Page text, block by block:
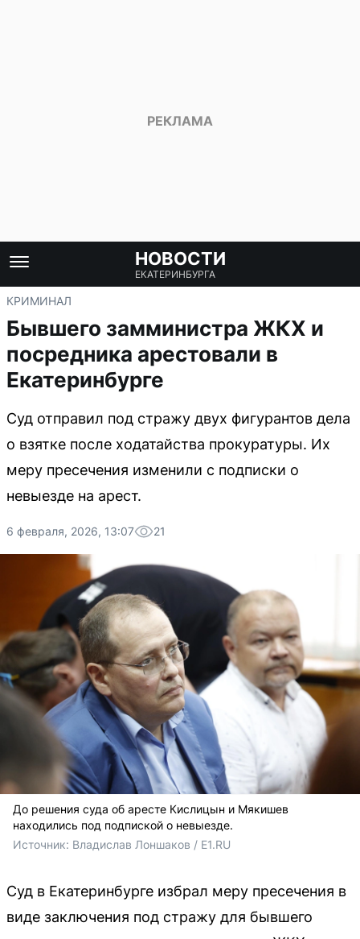
НОВОСТИ
ЕКАТЕРИНБУРГА
КРИМИНАЛ
Бывшего замминистра ЖКХ и
посредника арестовали в
Екатеринбурге
Суд отправил под стражу двух фигурантов дела
о взятке после ходатайства прокуратуры. Их
меру пресечения изменили с подписки о
невыезде на арест.
6 февраля, 2026, 13:07 21
До решения суда об аресте Кислицын и Мякишев
находились под подпиской о невыезде.
Источник: Владислав Лоншаков / E1.RU
Суд в Екатеринбурге избрал меру пресечения в
виде заключения под стражу для бывшего